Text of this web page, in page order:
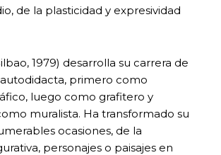
de la plasticidad y expresividad
1979) desarrolla su carrera de
primero como
luego como grafitero y
muralista. Ha transformado su
ocasiones, de la
personajes o paisajes en